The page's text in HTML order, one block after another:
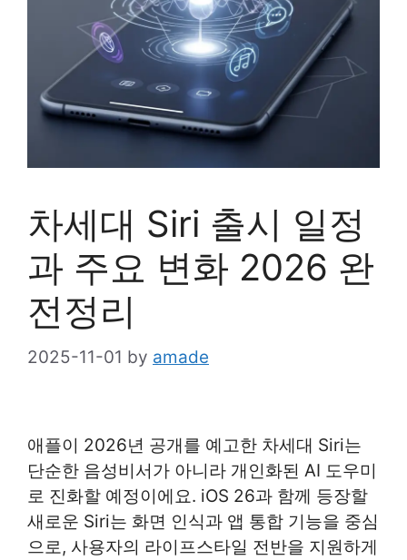
차세대 Siri 출시 일정
과 주요 변화 2026 완
전정리
2025-11-01 by amade
애플이 2026년 공개를 예고한 차세대 Siri는
단순한 음성비서가 아니라 개인화된 AI 도우미
로 진화할 예정이에요. iOS 26과 함께 등장할
새로운 Siri는 화면 인식과 앱 통합 기능을 중심
으로, 사용자의 라이프스타일 전반을 지원하게